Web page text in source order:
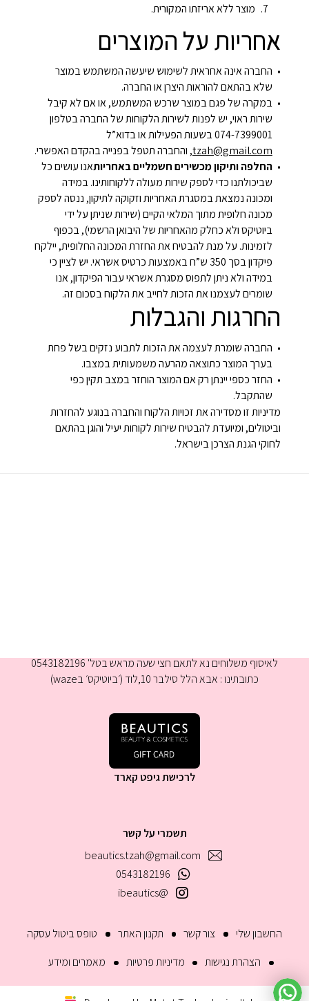
מוצר ללא אריזתו המקורית.
אחריות על המוצרים
החברה אינה אחראית לשימוש שיעשה המשתמש במוצר
שלא בהתאם להוראות היצרן או החברה.
במקרה של פגם במוצר שרכש המשתמש, או אם לא קיבל
שירות ראוי, יש לפנות לשירות הלקוחות של החברה בטלפון
074-7399001 בשעות הפעילות או בדוא”ל
tzah@gmail.com, והחברה תטפל בפנייה בהקדם האפשרי.
החלפה ותיקון מכשירים חשמליים באחריותאנו עושים כל
שביכולתנו כדי לספק שירות מעולה ללקוחותינו. במידה
ומכונה נמצאת במסגרת האחריות וזקוקה לתיקון, ננסה לספק
מכונה חלופית מתוך המלאי הקיים (שירות שניתן על ידי
ביוטיקס ולא כחלק מהאחריות של היבואן הרשמי), בכפוף
לזמינות. על מנת להבטיח את החזרת המכונה החלופית, יילקח
פיקדון בסך 350 ש”ח באמצעות כרטיס אשראי. יש לציין כי
במידה ולא ניתן לתפוס מסגרת אשראי עבור הפיקדון, אנו
שומרים לעצמנו את הזכות לחייב את הלקוח בסכום זה.
החרגות והגבלות
החברה שומרת לעצמה את הזכות לתבוע נזקים בשל פחת
בערך המוצר כתוצאה מהרעה משמעותית במצבו.
החזר כספי יינתן רק אם המוצר הוחזר במצב תקין כפי
שהתקבל.
מדיניות זו מסדירה את זכויות הלקוח והחברה בנוגע להחזרות
וביטולים, ומיועדת להבטיח שירות לקוחות יעיל והוגן בהתאם
לחוקי הגנת הצרכן בישראל.
החשבון שלי צור קשר תקנון האתר
טופס ביטול עסקה
הצהרת נגישות
מדיניות פרטיות מאמרים ומידע
תשמרי על קשר
beautics.tzah@gmail.com
0543182196
@ibeautics
לאיסוף משלוחים נא לתאם חצי שעה מראש בטל' 0543182196
כתובתינו : אבא הלל סילבר 10,לוד (׳ביוטיקס׳ בwaze)
לרכישת גיפט קארד